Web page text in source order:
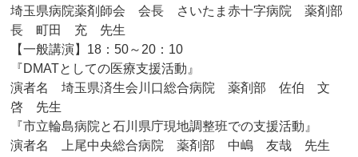
埼玉県病院薬剤師会 会長 さいたま赤十字病院 薬剤部
長 町田 充 先生
【一般講演】18：50～20：10
『DMATとしての医療支援活動』
演者名 埼玉県済生会川口総合病院 薬剤部 佐伯 文
啓 先生
『市立輪島病院と石川県庁現地調整班での支援活動』
演者名 上尾中央総合病院 薬剤部 中嶋 友哉 先生